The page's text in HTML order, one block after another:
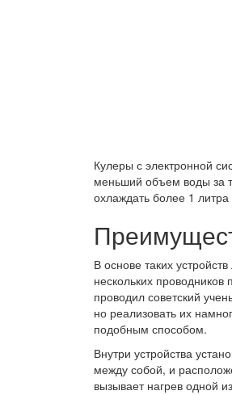
Кулеры с электронной
меньший объем воды за
охлаждать более 1 литра
В основе таких
нескольких
проводил советский
но реализовать их
подобным способом.
Внутри устройства
между собой, и
вызывает нагрев одной